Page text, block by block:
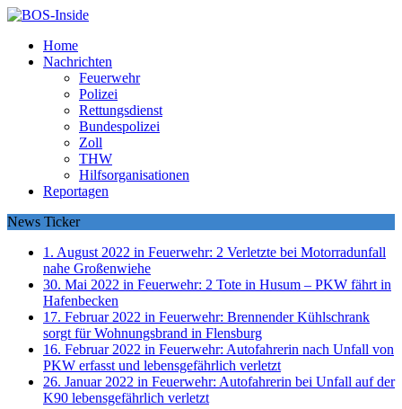
Home
Nachrichten
Feuerwehr
Polizei
Rettungsdienst
Bundespolizei
Zoll
THW
Hilfsorganisationen
Reportagen
News Ticker
1. August 2022 in Feuerwehr: 2 Verletzte bei Motorradunfall
nahe Großenwiehe
30. Mai 2022 in Feuerwehr: 2 Tote in Husum – PKW fährt in
Hafenbecken
17. Februar 2022 in Feuerwehr: Brennender Kühlschrank
sorgt für Wohnungsbrand in Flensburg
16. Februar 2022 in Feuerwehr: Autofahrerin nach Unfall von
PKW erfasst und lebensgefährlich verletzt
26. Januar 2022 in Feuerwehr: Autofahrerin bei Unfall auf der
K90 lebensgefährlich verletzt